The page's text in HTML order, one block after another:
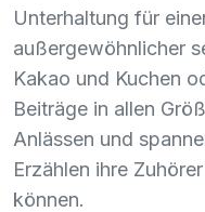
Unterhaltung für
außergewöhnlicher
Kakao und Kuchen
Beiträge in allen
Anlässen und
Erzählen ihre
können.